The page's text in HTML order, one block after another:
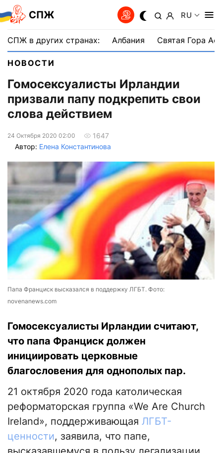
СПЖ RU
СПЖ в других странах: Албания Святая Гора
НОВОСТИ
Гомосексуалисты Ирландии
призвали папу подкрепить свои
слова действием
24 Октября 2020 02:00
1647
Автор: Елена Константинова
Папа Франциск высказался в поддержку ЛГБТ. Фото:
novenanews.com
Гомосексуалисты Ирландии считают,
что папа Франциск должен
инициировать церковные
благословения для однополых пар.
21 октября 2020 года католическая
реформаторская группа «We Are Church
Ireland», поддерживающая ЛГБТ-
ценности, заявила, что папе,